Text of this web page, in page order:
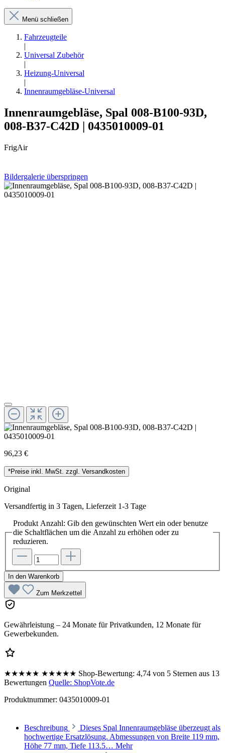
Menü schließen
Fahrzeugteile
|
Universal Zubehör
|
Heizung-Universal
|
Innenraumgebläse-Universal
Innenraumgebläse, Spal 008-B100-93D,
008-B37-C42D | 0435010009-01
FrigAir
Bildergalerie überspringen
96,23 €
*Preise inkl. MwSt. zzgl. Versandkosten
Original
Versandfertig in 3 Tagen, Lieferzeit 1-3 Tage
Produkt Anzahl: Gib den gewünschten Wert ein oder benutze
die Schaltflächen um die Anzahl zu erhöhen oder zu
reduzieren.
In den Warenkorb
Zum Merkzettel
Gewährleistung – 24 Monate für Privatkunden, 12 Monate für
Gewerbekunden.
★★★★★ ★★★★★ Shop-Bewertung: 4,74 von 5 Sternen aus 13
Bewertungen Quelle: ShopVote.de
Produktnummer: 0435010009-01
Beschreibung
Dieses Spal Innenraumgebläse überzeugt als
hochwertige Ersatzlösung. Abmessungen von Breite 119 mm,
Höhe 77 mm, Tiefe 113.5… Mehr